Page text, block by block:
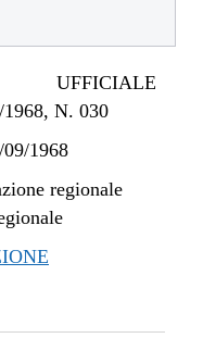
UFFICIALE
N. 030
09/1968
regionale